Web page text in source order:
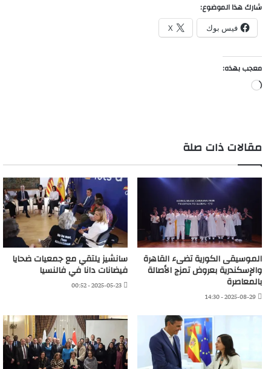
شارك هذا الموضوع:
فيس بوك X
معجب بهذه:
جاري
مقالات ذات صلة
الموسيقى الكورية تضىء القاهرة
والإسكندرية بعروض تمزج الأصالة
بالمعاصرة
2025-08-29 - 14:30
سانشيز يلتقي مع جمعيات ضحايا
فيضانات دانا في فالنسيا
2025-05-23 - 00:52